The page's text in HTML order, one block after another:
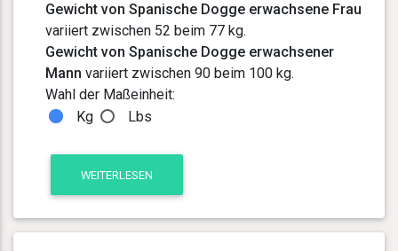
Gewicht von Spanische Dogge erwachsene Frau
variiert zwischen 52 beim 77 kg.
Gewicht von Spanische Dogge erwachsener
Mann variiert zwischen 90 beim 100 kg.
Wahl der Maßeinheit:
Kg
Lbs
WEITERLESEN